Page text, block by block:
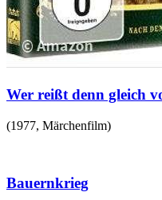
Wer reißt denn gleich
(1977, Märchenfilm)
Bauernkrieg